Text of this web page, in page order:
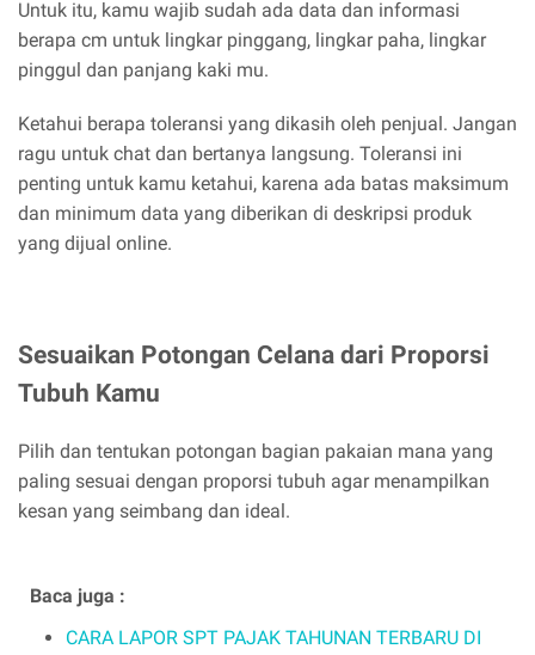
Untuk itu, kamu wajib sudah ada data dan informasi
berapa cm untuk lingkar pinggang, lingkar paha, lingkar
pinggul dan panjang kaki mu.
Ketahui berapa toleransi yang dikasih oleh penjual. Jangan
ragu untuk chat dan bertanya langsung. Toleransi ini
penting untuk kamu ketahui, karena ada batas maksimum
dan minimum data yang diberikan di deskripsi produk
yang dijual online.
Sesuaikan Potongan Celana dari Proporsi
Tubuh Kamu
Pilih dan tentukan potongan bagian pakaian mana yang
paling sesuai dengan proporsi tubuh agar menampilkan
kesan yang seimbang dan ideal.
Baca juga :
CARA LAPOR SPT PAJAK TAHUNAN TERBARU DI